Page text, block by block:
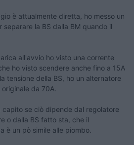
è attualmente diretta, ho messo un
la BS dalla BM quando il
all'avvio ho visto una corrente
ho visto scendere anche fino a 15A
tensione della BS, ho un alternatore
da 70A.
capito se ciò dipende dal regolatore
o dalla BS fatto sta, che il
è un pò simile alle piombo.